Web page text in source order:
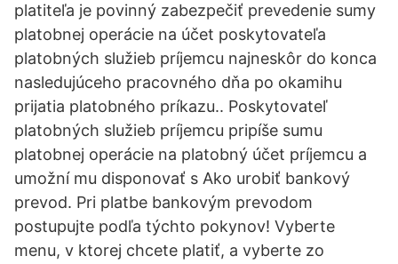
platiteľa je povinný zabezpečiť prevedenie sumy
platobnej operácie na účet poskytovateľa
platobných služieb príjemcu najneskôr do konca
nasledujúceho pracovného dňa po okamihu
prijatia platobného príkazu.. Poskytovateľ
platobných služieb príjemcu pripíše sumu
platobnej operácie na platobný účet príjemcu a
umožní mu disponovať s Ako urobiť bankový
prevod. Pri platbe bankovým prevodom
postupujte podľa týchto pokynov! Vyberte
menu, v ktorej chcete platiť, a vyberte zo